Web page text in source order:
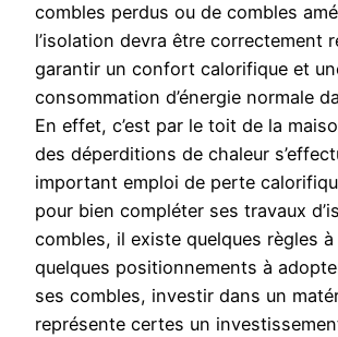
combles perdus ou de combles
l’isolation devra être correctement
garantir un confort calorifique et
consommation d’énergie normale
En effet, c’est par le toit de la
des déperditions de chaleur
important emploi de perte
pour bien compléter ses travaux
combles, il existe quelques règles
quelques positionnements à
ses combles, investir dans un
représente certes un